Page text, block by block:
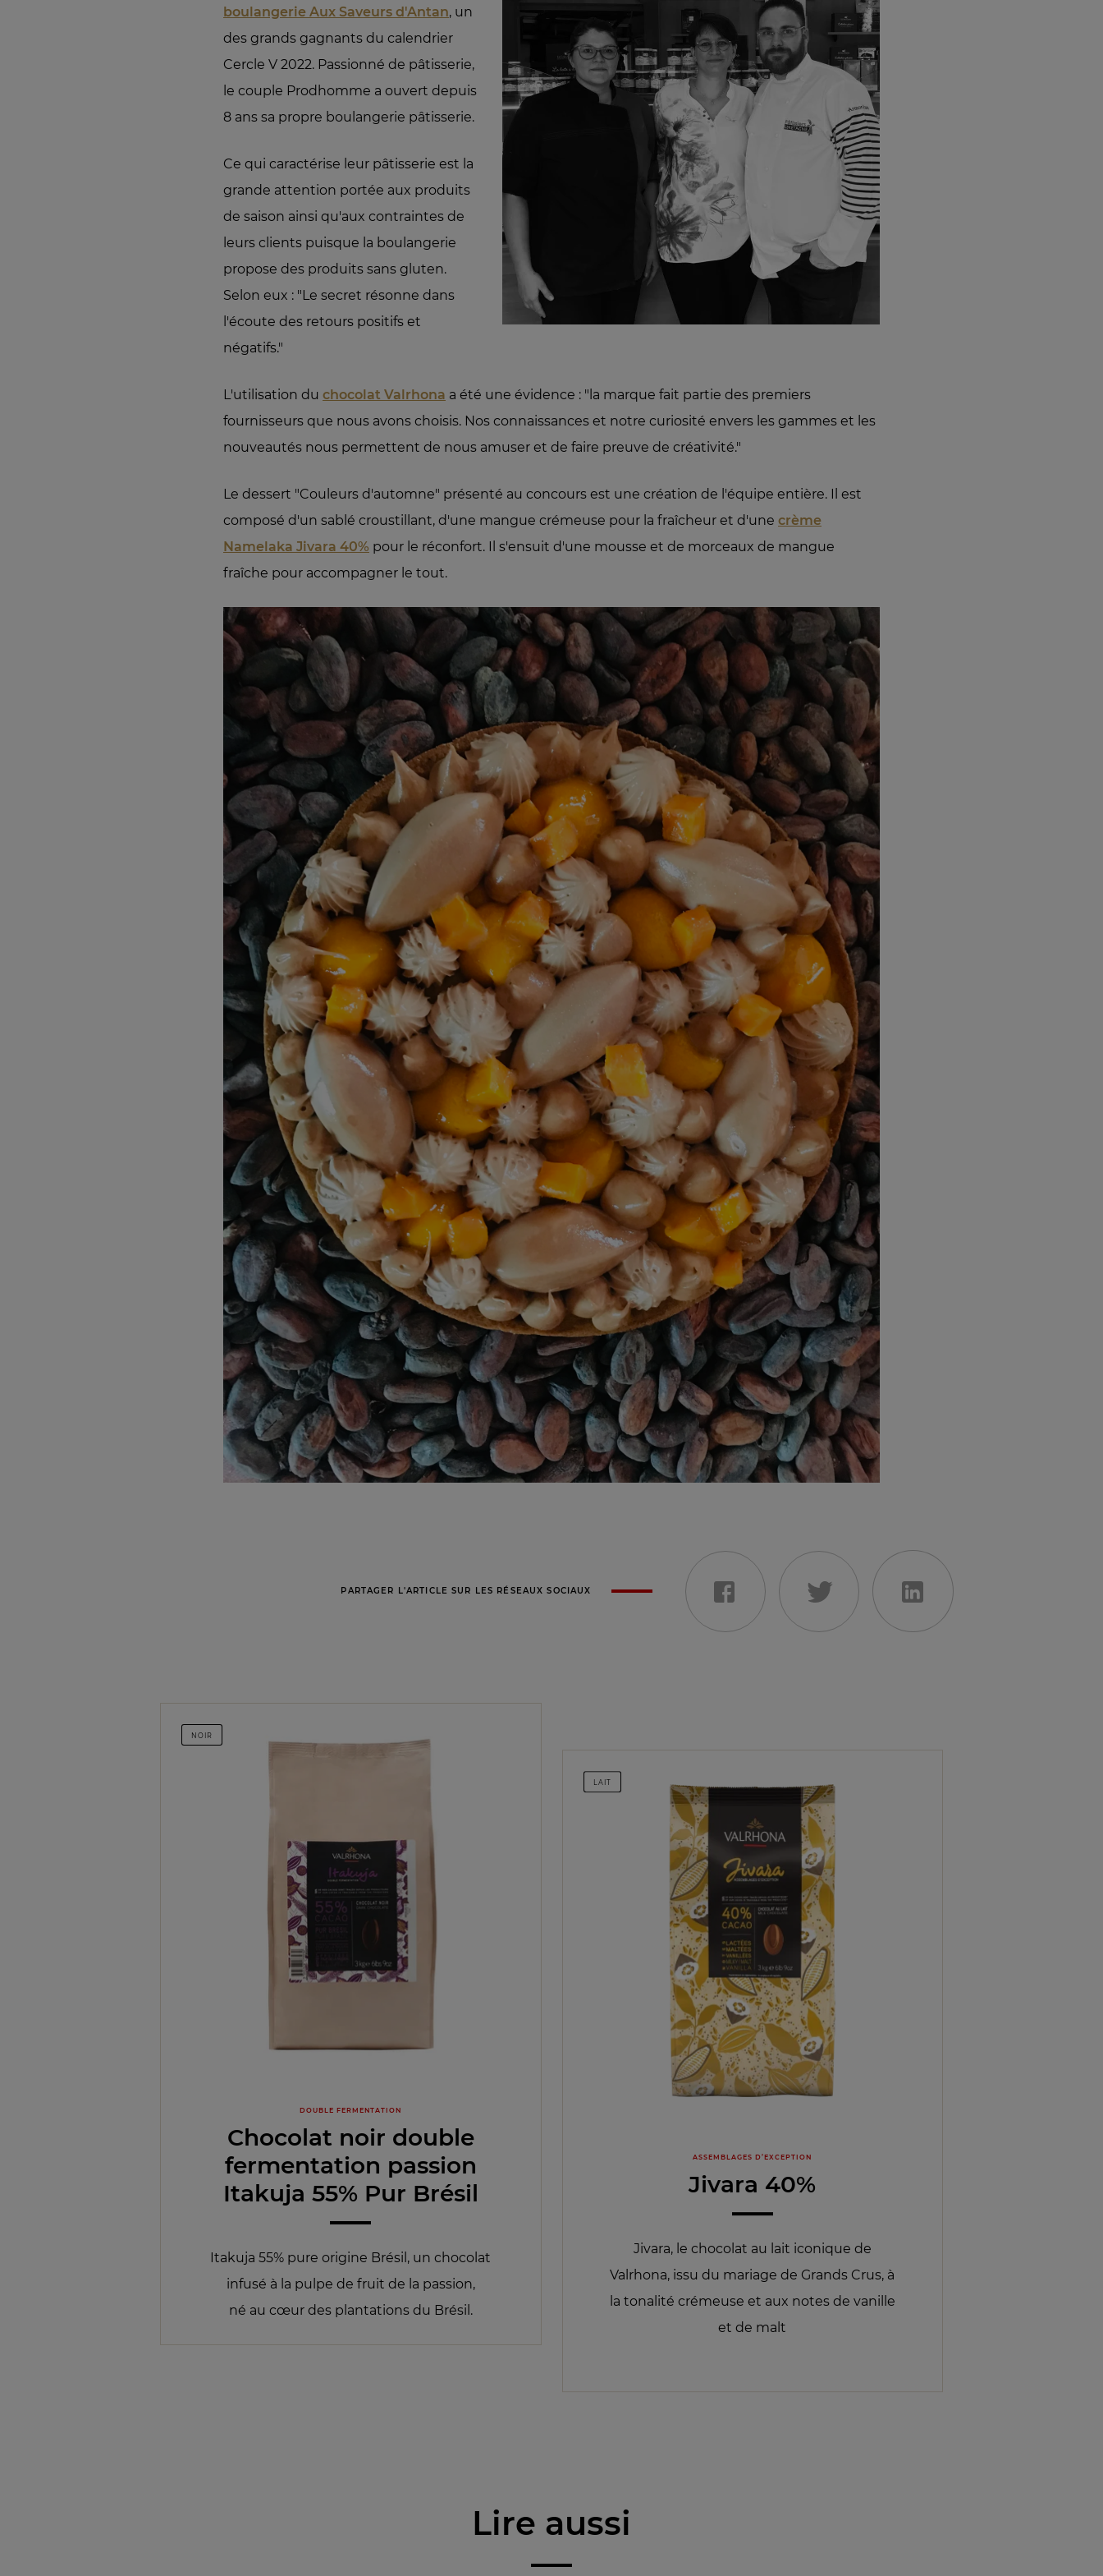
boulangerie Aux Saveurs d'Antan, un
des grands gagnants du calendrier
Cercle V 2022. Passionné de pâtisserie,
le couple Prodhomme a ouvert depuis
8 ans sa propre boulangerie pâtisserie.
Ce qui caractérise leur pâtisserie est la
grande attention portée aux produits
de saison ainsi qu'aux contraintes de
leurs clients puisque la boulangerie
propose des produits sans gluten.
Selon eux : "Le secret résonne dans
l'écoute des retours positifs et
négatifs."
L'utilisation du chocolat Valrhona a été une évidence : "la marque fait partie des premiers
fournisseurs que nous avons choisis. Nos connaissances et notre curiosité envers les gammes et les
nouveautés nous permettent de nous amuser et de faire preuve de créativité."
Le dessert "Couleurs d'automne" présenté au concours est une création de l'équipe entière. Il est
composé d'un sablé croustillant, d'une mangue crémeuse pour la fraîcheur et d'une crème
Namelaka Jivara 40% pour le réconfort. Il s'ensuit d'une mousse et de morceaux de mangue
fraîche pour accompagner le tout.
PARTAGER L'ARTICLE SUR LES RÉSEAUX SOCIAUX
NOIR
DOUBLE FERMENTATION
Chocolat noir double
fermentation passion
Itakuja 55% Pur Brésil
Itakuja 55% pure origine Brésil, un chocolat
infusé à la pulpe de fruit de la passion,
né au cœur des plantations du Brésil.
LAIT
ASSEMBLAGES D’EXCEPTION
Jivara 40%
Jivara, le chocolat au lait iconique de
Valrhona, issu du mariage de Grands Crus, à
la tonalité crémeuse et aux notes de vanille
et de malt
Lire aussi